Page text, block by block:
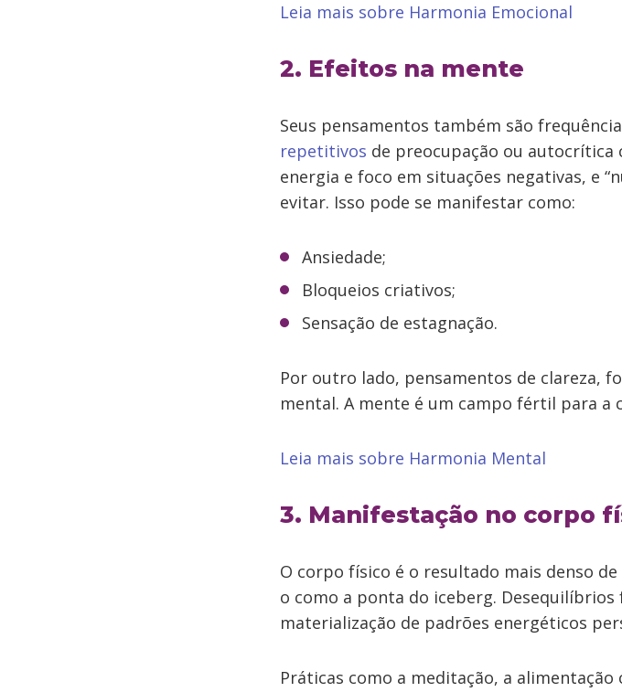
Leia mais sobre Harmonia Emocional
2. Efeitos na mente
Seus pensamentos também são
repetitivos de preocupação ou autocrítica
energia e foco em situações negativas, e
evitar. Isso pode se manifestar como:
Ansiedade;
Bloqueios criativos;
Sensação de estagnação.
Por outro lado, pensamentos de clareza,
mental. A mente é um campo fértil para a
Leia mais sobre Harmonia Mental
3. Manifestação no corpo
O corpo físico é o resultado mais denso
o como a ponta do iceberg.
materialização de padrões energéticos
Práticas como a meditação, a